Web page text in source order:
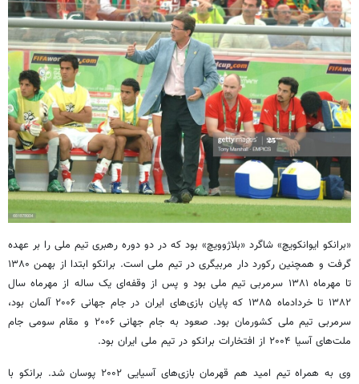
«برانکو ایوانکویچ» شاگرد «بلاژوویچ» بود که در دو دوره رهبری تیم ملی را بر عهده
گرفت و همچنین رکورد دار مربیگری در تیم ملی است. برانکو ابتدا از بهمن ۱۳۸۰
تا مهرماه ۱۳۸۱ سرمربی تیم ملی بود و پس از وقفه‌ای یک ساله از مهرماه سال
۱۳۸۲ تا خردادماه ۱۳۸۵ که پایان بازی‌های ایران در جام جهانی ۲۰۰۶ آلمان بود،
سرمربی تیم ملی کشورمان بود. صعود به جام جهانی ۲۰۰۶ و مقام سومی جام
ملت‌های آسیا ۲۰۰۴ از افتخارات برانکو در تیم ملی ایران بود.
وی به همراه تیم امید هم قهرمان بازی‌های آسیایی ۲۰۰۲ پوسان شد. برانکو با